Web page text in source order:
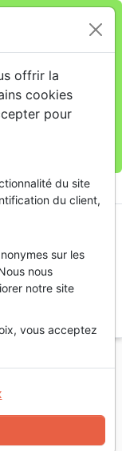
rue de Rive,
au retrait en
passer vos
de la Bible
shopping_cart
musiques pour
offrir la
cookies
pour
du site
du client,
sur les
nous
notre site
vous acceptez